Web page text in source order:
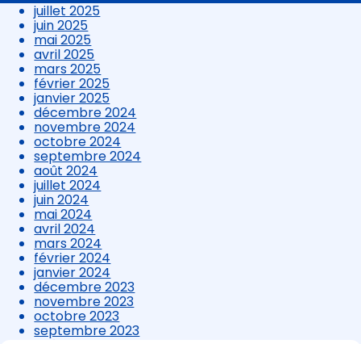
juillet 2025
juin 2025
mai 2025
avril 2025
mars 2025
février 2025
janvier 2025
décembre 2024
novembre 2024
octobre 2024
septembre 2024
août 2024
juillet 2024
juin 2024
mai 2024
avril 2024
mars 2024
février 2024
janvier 2024
décembre 2023
novembre 2023
octobre 2023
septembre 2023